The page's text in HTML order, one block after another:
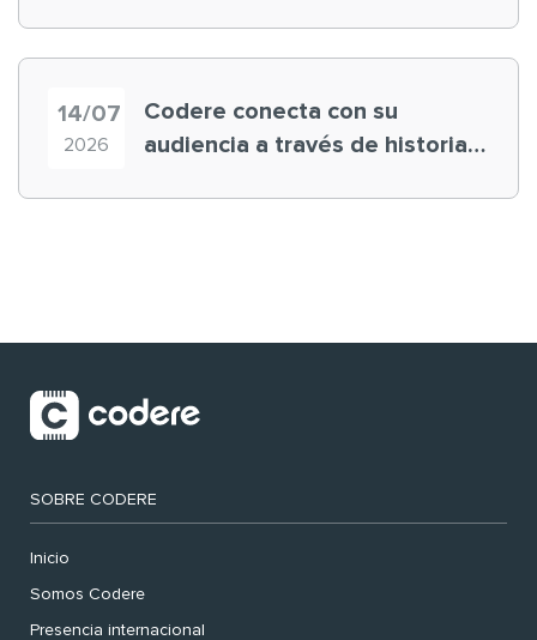
14/07
2026
Codere conecta con su
audiencia a través de historias
SOBRE CODERE
Inicio
Somos Codere
Presencia internacional